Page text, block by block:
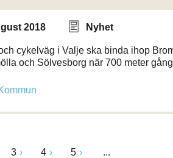
2018 Nyhet
cykelväg i Valje ska binda ihop
och Sölvesborg när 700 meter
3 4 5 ...